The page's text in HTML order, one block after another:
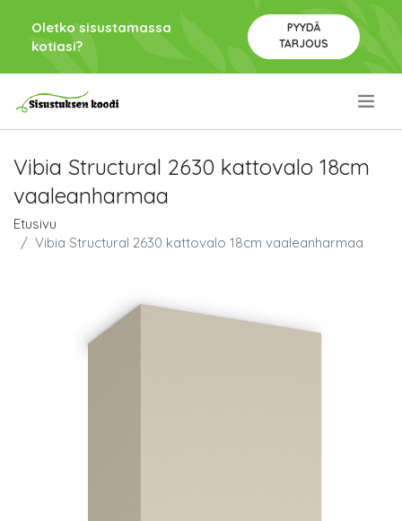
Oletko sisustamassa
kotiasi?
PYYDÄ
TARJOUS
Vibia Structural 2630 kattovalo 18cm
vaaleanharmaa
Etusivu
Vibia Structural 2630 kattovalo 18cm vaaleanharmaa